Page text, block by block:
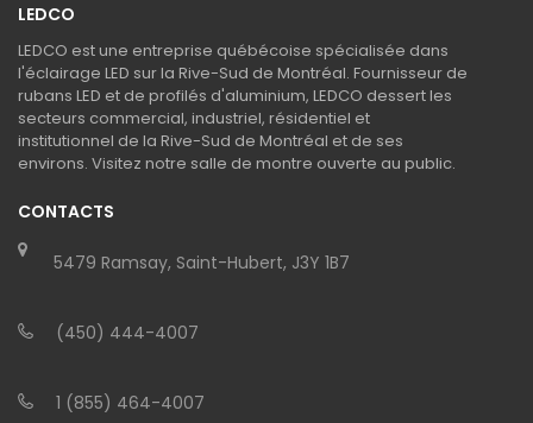
LEDCO
LEDCO est une entreprise québécoise spécialisée dans
l'éclairage LED sur la Rive-Sud de Montréal. Fournisseur de
rubans LED et de profilés d'aluminium, LEDCO dessert les
secteurs commercial, industriel, résidentiel et
institutionnel de la Rive-Sud de Montréal et de ses
environs. Visitez notre salle de montre ouverte au public.
CONTACTS
5479 Ramsay, Saint-Hubert, J3Y 1B7
(450) 444-4007
1 (855) 464-4007